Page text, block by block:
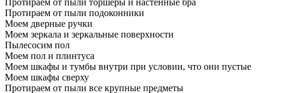
Протираем от пыли торшеры и настенные бра
Протираем от пыли подоконники
Моем дверные ручки
Моем зеркала и зеркальные поверхности
Пылесосим пол
Моем пол и плинтуса
Моем шкафы и тумбы внутри при условии, что они пустые
Моем шкафы сверху
Протираем от пыли все крупные предметы